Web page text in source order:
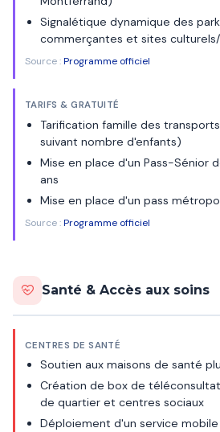
Signalétique dynamique des
commerçantes et sites
Source :Programme officiel
TARIFS & GRATUITÉ
Tarification famille des
suivant nombre d'enfants)
Mise en place d'un Pass-Sénior
ans
Mise en place d'un pass
Source :Programme officiel
Santé & Accès aux soins
CENTRES DE SANTÉ
Soutien aux maisons de santé
Création de box de
de quartier et centres sociaux
Déploiement d'un service